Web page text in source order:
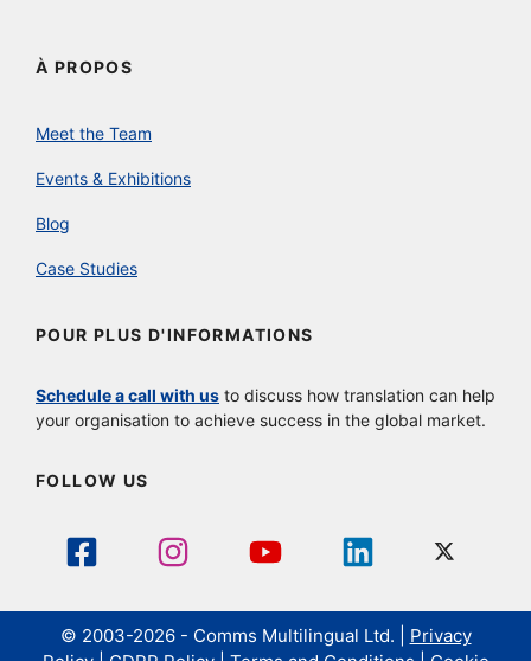
À PROPOS
Meet the Team
Events & Exhibitions
Blog
Case Studies
POUR PLUS D'INFORMATIONS
Schedule a call with us to discuss how translation can help
your organisation to achieve success in the global market.
FOLLOW US
© 2003-2026 - Comms Multilingual Ltd. | Privacy